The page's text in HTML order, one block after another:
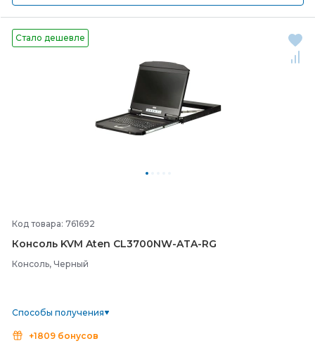
Стало дешевле
Код товара: 761692
Консоль KVM Aten CL3700NW-ATA-RG
Консоль, Черный
Способы получения
+1809 бонусов